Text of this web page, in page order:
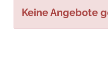
Keine Angebote